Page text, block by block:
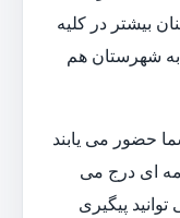
بیشتر در کلیه
شهرستان هم
حضور می یابند
ای درج می
پیگیری